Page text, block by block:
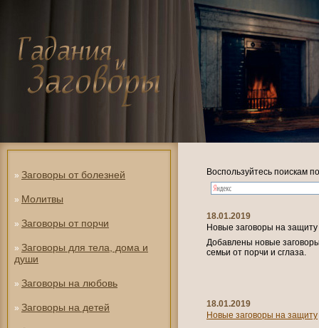
» Заговоры от болезней
» Молитвы
» Заговоры от порчи
» Заговоры для тела, дома и
души
» Заговоры на любовь
» Заговоры на детей
Воспользуйтесь поискам
18.01.2019
Новые заговоры на защиту
Добавлены новые
семьи от порчи и сглаза.
18.01.2019
Новые заговоры на защиту